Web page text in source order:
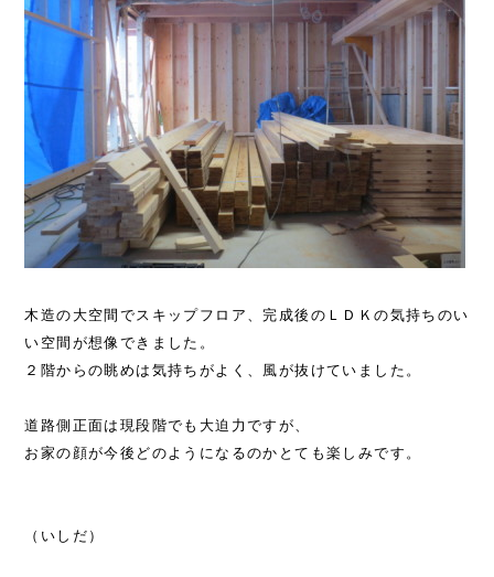
木造の大空間でスキップフロア、完成後のＬＤＫの気持ちのい
い空間が想像できました。
２階からの眺めは気持ちがよく、風が抜けていました。
道路側正面は現段階でも大迫力ですが、
お家の顔が今後どのようになるのかとても楽しみです。
（いしだ）